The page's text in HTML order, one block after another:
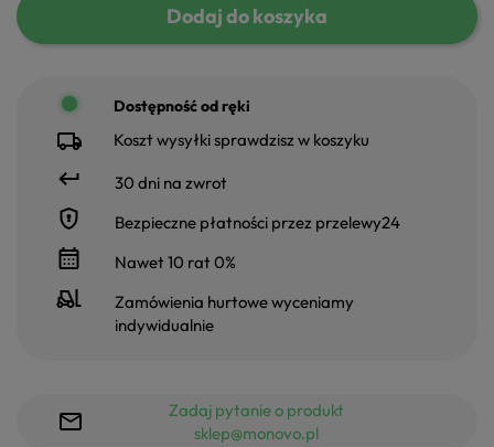
Dodaj do koszyka
Dostępność od ręki
Koszt wysyłki sprawdzisz w koszyku
30 dni na zwrot
Bezpieczne płatności przez przelewy24
Nawet 10 rat 0%
Zamówienia hurtowe wyceniamy
indywidualnie
Zadaj pytanie o produkt
sklep@monovo.pl